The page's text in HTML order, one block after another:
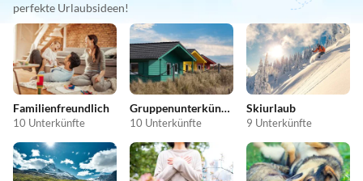
perfekte Urlaubsideen!
Familienfreundlich
10 Unterkünfte
Gruppenunterkünfte
10 Unterkünfte
Skiurlaub
9 Unterkünfte